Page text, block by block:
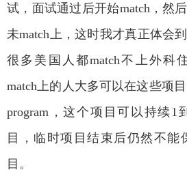
试，面试通过后开始match ，然
未match 上，这时我才真正体会
很多美国人都match不上外科
match 上的人大多可以在这些项
program ，这个项目可以持续1 到
目，临时项目结束后仍然不能
目。